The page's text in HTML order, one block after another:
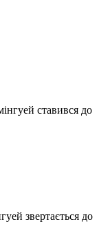
ставився до
звертається до